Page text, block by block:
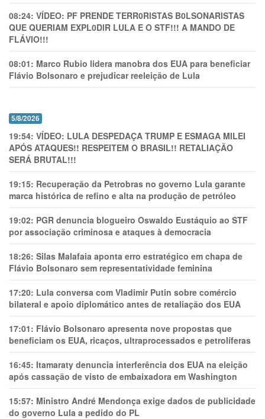
08:24: VÍDEO: PF PRENDE TERR0RlSTAS B0LSONARlSTAS
QUE QUERIAM EXPL0DlR LULA E O STF!!! A MANDO DE
FLÁVIO!!!
08:01: Marco Rubio lidera manobra dos EUA para beneficiar
Flávio Bolsonaro e prejudicar reeleição de Lula
5/8/2026
19:54: VÍDEO: LULA DESPEDAÇA TRUMP E ESMAGA MILEI
APÓS ATAQUES!! RESPEITEM O BRASIL!! RETALIAÇÃO
SERÁ BRUTAL!!!
19:15: Recuperação da Petrobras no governo Lula garante
marca histórica de refino e alta na produção de petróleo
19:02: PGR denuncia blogueiro Oswaldo Eustáquio ao STF
por associação criminosa e ataques à democracia
18:26: Silas Malafaia aponta erro estratégico em chapa de
Flávio Bolsonaro sem representatividade feminina
17:20: Lula conversa com Vladimir Putin sobre comércio
bilateral e apoio diplomático antes de retaliação dos EUA
17:01: Flávio Bolsonaro apresenta nove propostas que
beneficiam os EUA, ricaços, ultraprocessados e petrolíferas
16:45: Itamaraty denuncia interferência dos EUA na eleição
após cassação de visto de embaixadora em Washington
15:57: Ministro André Mendonça exige dados de publicidade
do governo Lula a pedido do PL